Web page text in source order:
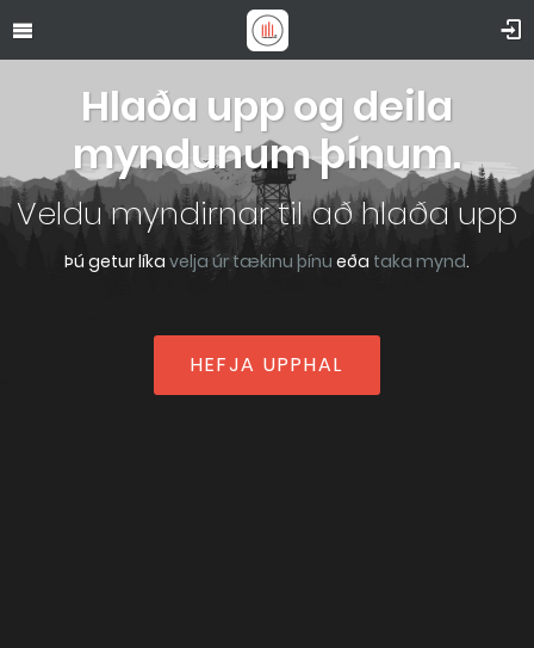
Hlaða upp og deila
myndunum þínum.
Veldu myndirnar til að hlaða upp
Þú getur líka velja úr tækinu þínu eða taka mynd.
HEFJA UPPHAL